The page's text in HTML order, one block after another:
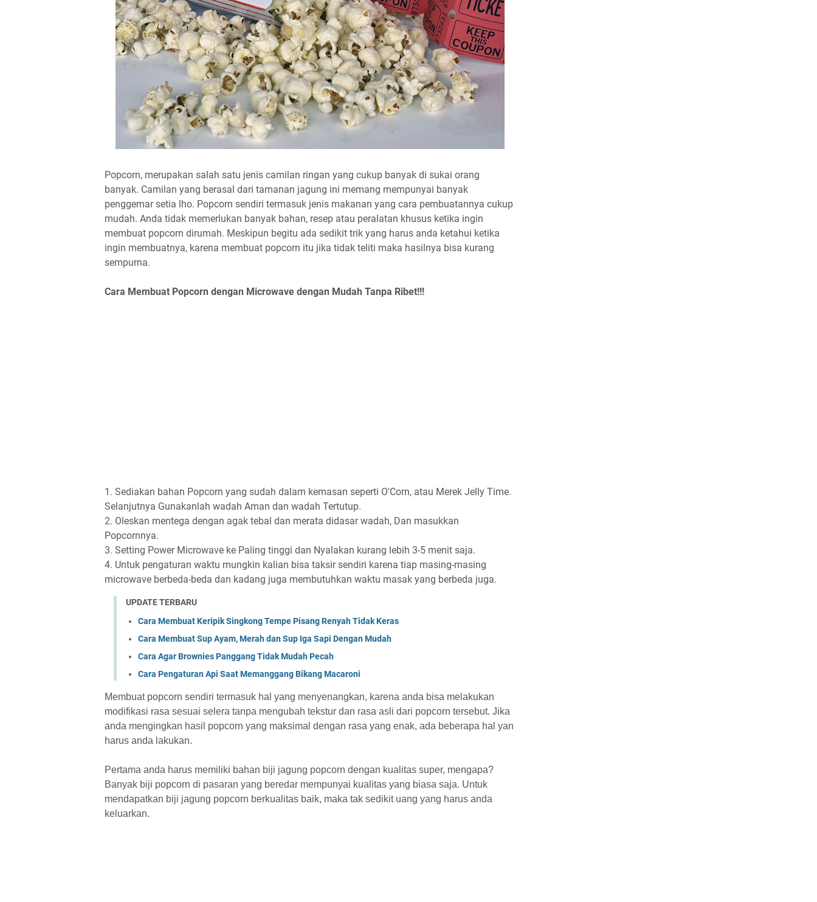
Popcorn, merupakan salah satu jenis camilan ringan yang cukup banyak di sukai orang
banyak. Camilan yang berasal dari tamanan jagung ini memang mempunyai banyak
penggemar setia lho. Popcorn sendiri termasuk jenis makanan yang cara pembuatannya cukup
mudah. Anda tidak memerlukan banyak bahan, resep atau peralatan khusus ketika ingin
membuat popcorn dirumah. Meskipun begitu ada sedikit trik yang harus anda ketahui ketika
ingin membuatnya, karena membuat popcorn itu jika tidak teliti maka hasilnya bisa kurang
sempurna.
Cara Membuat Popcorn dengan Microwave dengan Mudah Tanpa Ribet!!!
1. Sediakan bahan Popcorn yang sudah dalam kemasan seperti O'Corn, atau Merek Jelly Time.
Selanjutnya Gunakanlah wadah Aman dan wadah Tertutup.
2. Oleskan mentega dengan agak tebal dan merata didasar wadah, Dan masukkan
Popcornnya.
3. Setting Power Microwave ke Paling tinggi dan Nyalakan kurang lebih 3-5 menit saja.
4. Untuk pengaturan waktu mungkin kalian bisa taksir sendiri karena tiap masing-masing
microwave berbeda-beda dan kadang juga membutuhkan waktu masak yang berbeda juga.
UPDATE TERBARU
Cara Membuat Keripik Singkong Tempe Pisang Renyah Tidak Keras
Cara Membuat Sup Ayam, Merah dan Sup Iga Sapi Dengan Mudah
Cara Agar Brownies Panggang Tidak Mudah Pecah
Cara Pengaturan Api Saat Memanggang Bikang Macaroni
Membuat popcorn sendiri termasuk hal yang menyenangkan, karena anda bisa melakukan
modifikasi rasa sesuai selera tanpa mengubah tekstur dan rasa asli dari popcorn tersebut. Jika
anda mengingkan hasil popcorn yang maksimal dengan rasa yang enak, ada beberapa hal yan
harus anda lakukan.
Pertama anda harus memiliki bahan biji jagung popcorn dengan kualitas super, mengapa?
Banyak biji popcorn di pasaran yang beredar mempunyai kualitas yang biasa saja. Untuk
mendapatkan biji jagung popcorn berkualitas baik, maka tak sedikit uang yang harus anda
keluarkan.